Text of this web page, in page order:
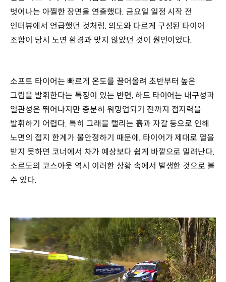
벗어나는 아찔한 장면을 연출했다. 금요일 일정 시작 전
인터뷰에서 언급했던 것처럼, 의도와 다르게 구성된 타이어
조합이 당시 노면 환경과 맞지 않았던 것이 원인이었다.
소프트 타이어는 빠르게 온도를 끌어올려 초반부터 높은
그립을 발휘한다는 특징이 있는 반면, 하드 타이어는 내구성과
일관성은 뛰어나지만 충분히 워밍업되기 전까지 접지력을
발휘하기 어렵다. 특히 그래블 랠리는 흙과 자갈 등으로 인해
노면의 접지 한계가 불안정하기 때문에, 타이어가 제대로 열을
받지 못하면 코너에서 차가 예상보다 쉽게 바깥으로 밀려난다.
소르도의 코스아웃 역시 이러한 상황 속에서 발생한 것으로 볼
수 있다.